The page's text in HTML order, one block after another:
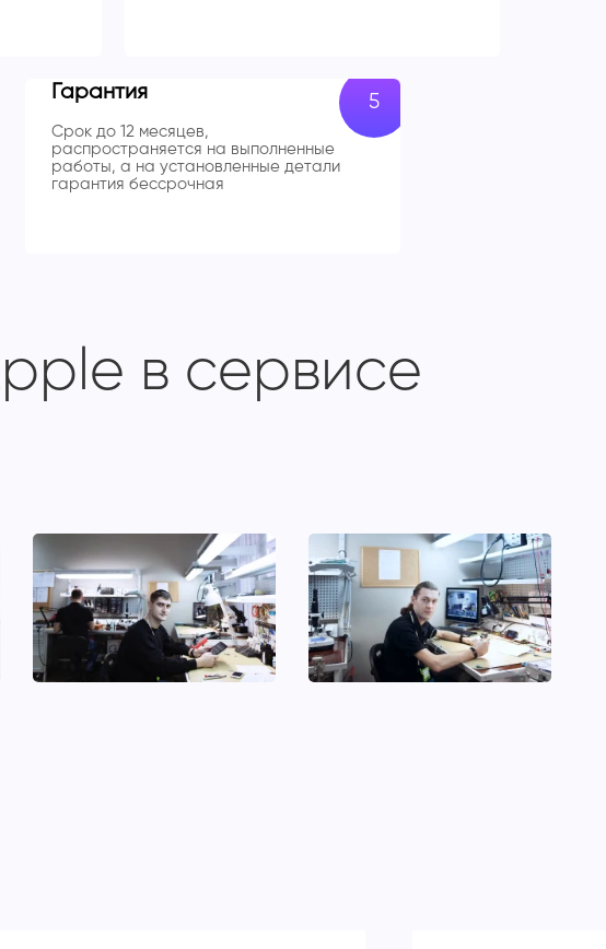
Гарантия
Срок до 12 месяцев,
распространяется на выполненные
работы, а на установленные детали
гарантия бессрочная
в сервисе